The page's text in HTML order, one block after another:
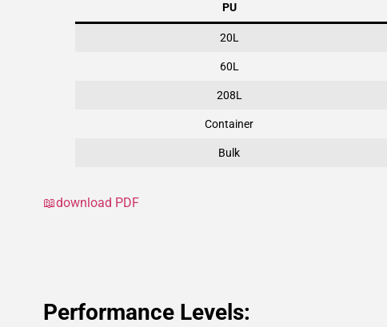
PU
20L
60L
208L
Container
Bulk
📖download PDF
Performance Levels: